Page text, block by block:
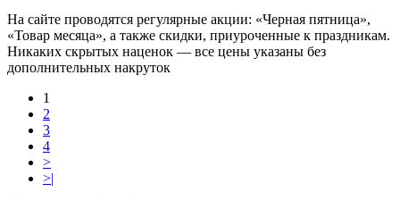
На сайте проводятся регулярные акции: «Черная пятница»,
«Товар месяца», а также скидки, приуроченные к праздникам.
Никаких скрытых наценок — все цены указаны без
дополнительных накруток
1
2
3
4
>
>|